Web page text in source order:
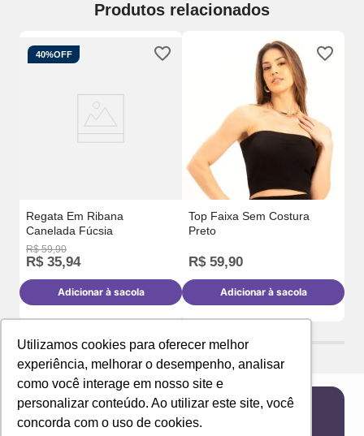
Utilizamos cookies para oferecer melhor
experiência, melhorar o desempenho, analisar
como você interage em nosso site e
personalizar conteúdo. Ao utilizar este site, você
concorda com o uso de cookies.
Produtos relacionados
40%OFF
Regata Em Ribana
Canelada Fúcsia
R$ 59,90
R$ 35,94
Adicionar à sacola
Top Faixa Sem Costura
Preto
R$ 59,90
Adicionar à sacola
Newsletter